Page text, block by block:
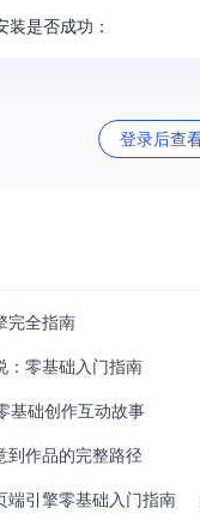
是否成功：
中。
登录后查
完全指南
：零基础入门指南
基础创作互动故事
到作品的完整路径
端引擎零基础入门指南